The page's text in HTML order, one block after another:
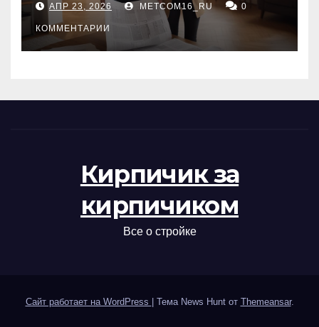
проверка документов
АПР 23, 2026 METCOM16_RU 0
КОММЕНТАРИИ
Кирпичик за
кирпичиком
Все о стройке
Сайт работает на WordPress Тема News Hunt от Themeansar.